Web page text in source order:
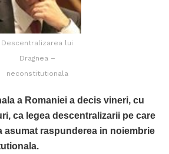
Descentralizarea lui
Dragnea –
neconstitutionala
a Romaniei a decis vineri, cu
ca legea descentralizarii pe care
asumat raspunderea in noiembrie